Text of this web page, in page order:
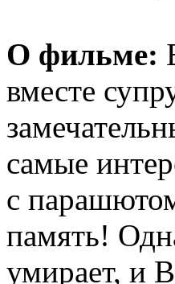
О фильме:
вместе
самые
с
память!
умирает, и